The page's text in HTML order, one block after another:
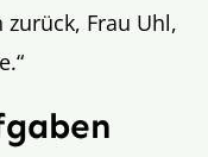
Frau Uhl,